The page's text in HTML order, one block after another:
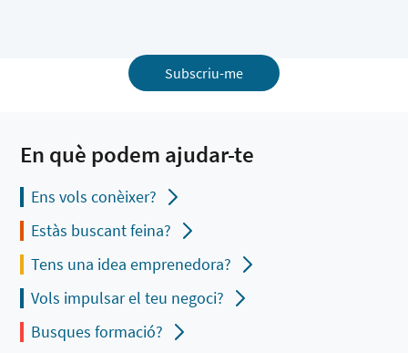
Subscriu-me
En què podem ajudar-te
Ens vols conèixer?
Estàs buscant feina?
Tens una idea emprenedora?
Vols impulsar el teu negoci?
Busques formació?